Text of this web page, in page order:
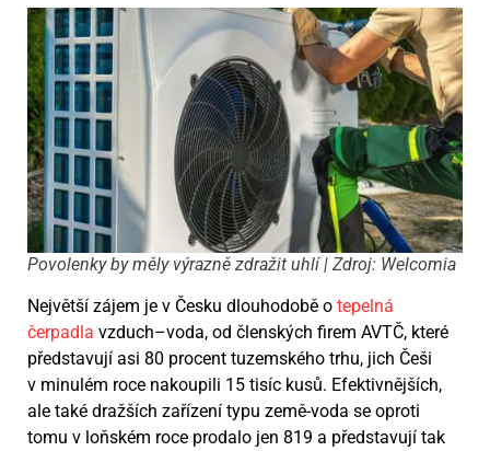
Povolenky by měly výrazně zdražit uhlí | Zdroj: Welcomia
Největší zájem je v Česku dlouhodobě o tepelná
čerpadla vzduch–voda, od členských firem AVTČ, které
představují asi 80 procent tuzemského trhu, jich Češi
v minulém roce nakoupili 15 tisíc kusů. Efektivnějších,
ale také dražších zařízení typu země-voda se oproti
tomu v loňském roce prodalo jen 819 a představují tak